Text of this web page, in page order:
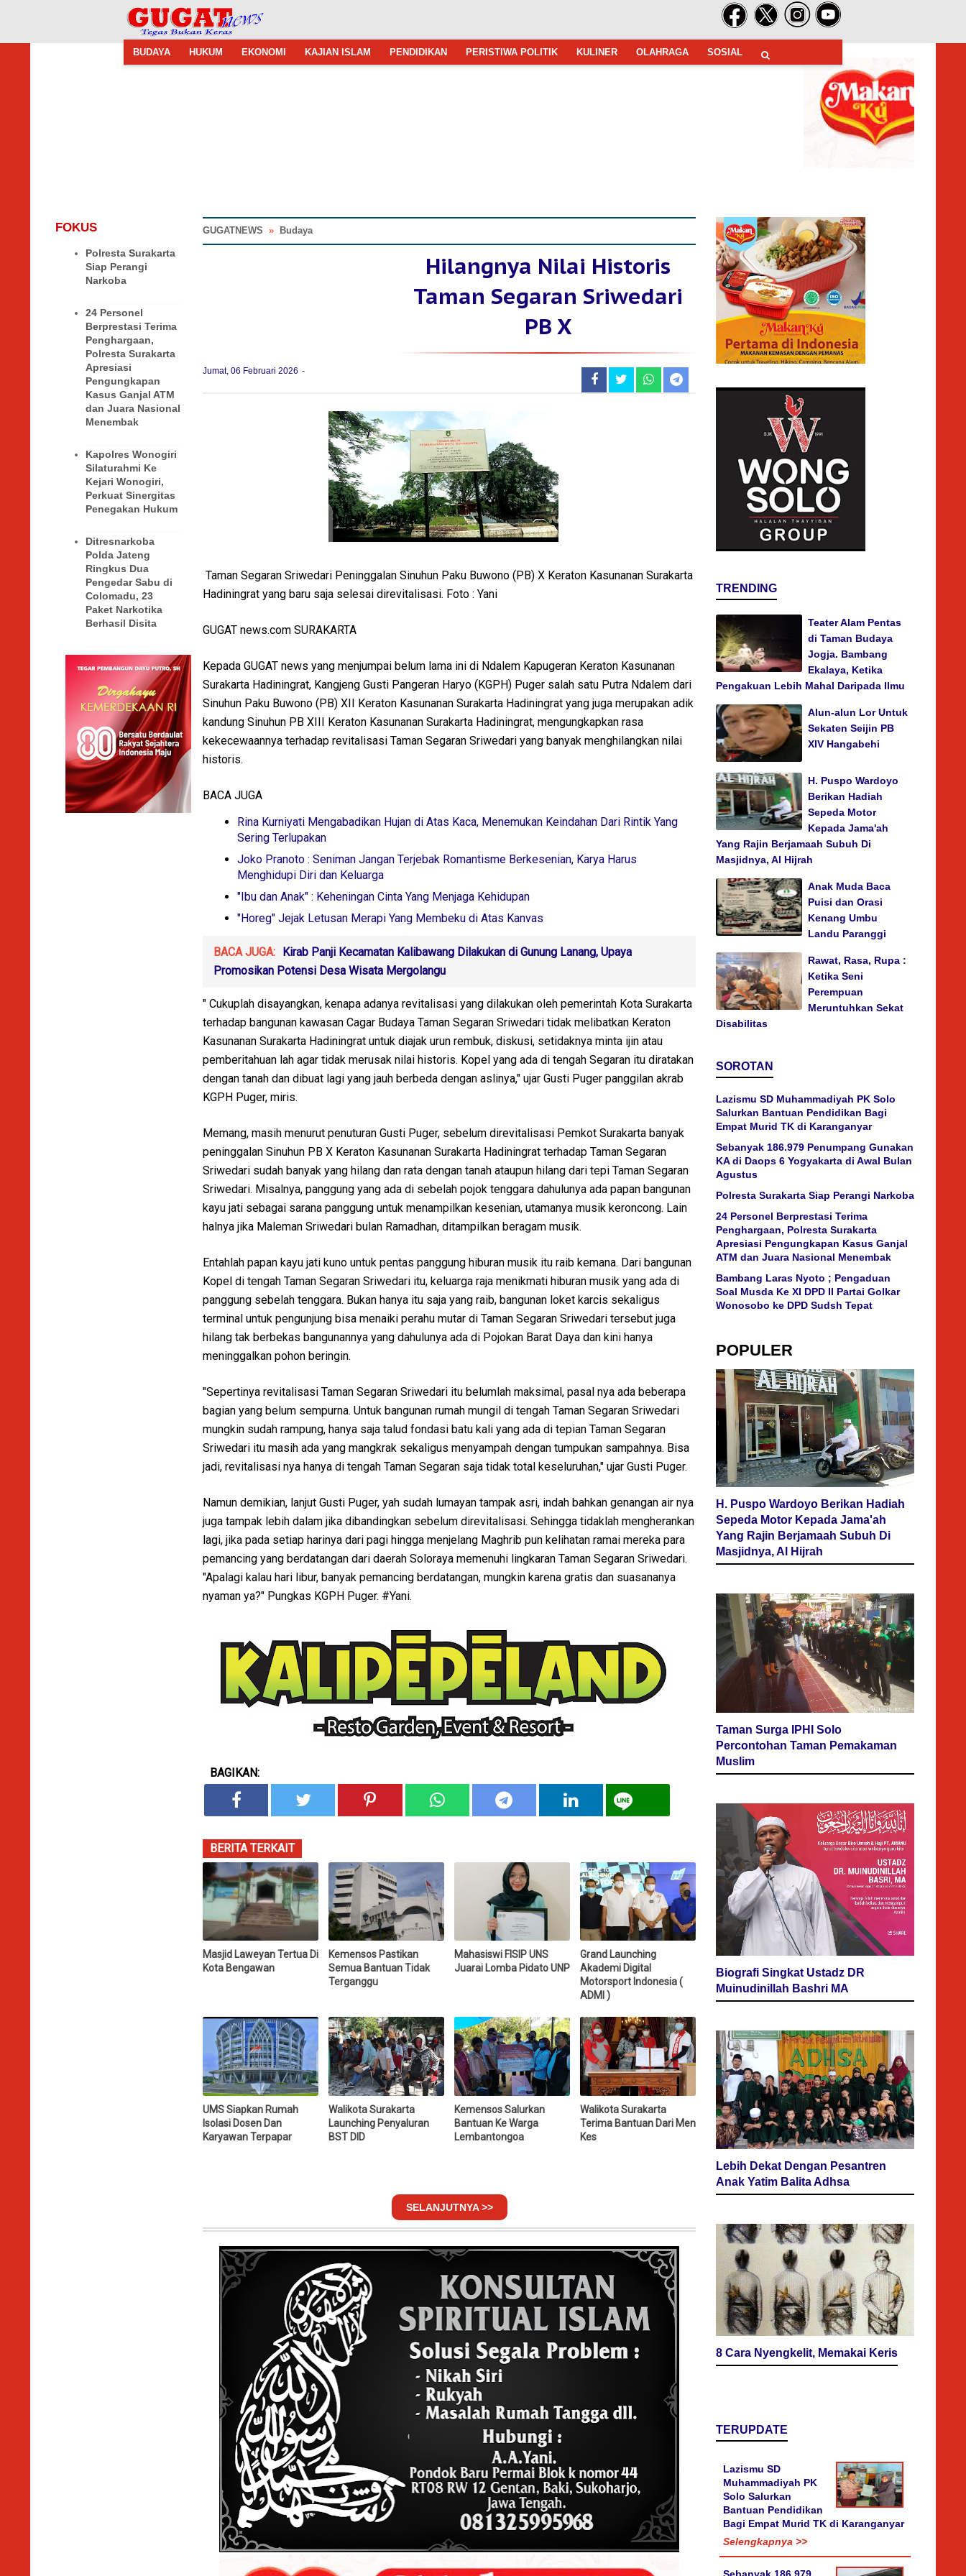
BUDAYA HUKUM EKONOMI KAJIAN ISLAM PENDIDIKAN PERISTIWA POLITIK KULINER OLAHRAGA SOSIAL
FOKUS
Polresta Surakarta
Siap Perangi
Narkoba
24 Personel
Berprestasi Terima
Penghargaan,
Polresta Surakarta
Apresiasi
Pengungkapan
Kasus Ganjal ATM
dan Juara Nasional
Menembak
Kapolres Wonogiri
Silaturahmi Ke
Kejari Wonogiri,
Perkuat Sinergitas
Penegakan Hukum
Ditresnarkoba
Polda Jateng
Ringkus Dua
Pengedar Sabu di
Colomadu, 23
Paket Narkotika
Berhasil Disita
GUGATNEWS » Budaya
Hilangnya Nilai Historis
Taman Segaran Sriwedari
PB X
Jumat, 06 Februari 2026
Taman Segaran Sriwedari Peninggalan Sinuhun Paku Buwono (PB) X Keraton Kasunanan Surakarta
Hadiningrat yang baru saja selesai direvitalisasi. Foto : Yani
GUGAT news.com SURAKARTA
Kepada GUGAT news yang menjumpai belum lama ini di Ndalem Kapugeran Keraton Kasunanan
Surakarta Hadiningrat, Kangjeng Gusti Pangeran Haryo (KGPH) Puger salah satu Putra Ndalem dari
Sinuhun Paku Buwono (PB) XII Keraton Kasunanan Surakarta Hadiningrat yang juga merupakan adik
kandung Sinuhun PB XIII Keraton Kasunanan Surakarta Hadiningrat, mengungkapkan rasa
kekecewaannya terhadap revitalisasi Taman Segaran Sriwedari yang banyak menghilangkan nilai
historis.
BACA JUGA
Rina Kurniyati Mengabadikan Hujan di Atas Kaca, Menemukan Keindahan Dari Rintik Yang
Sering Terlupakan
Joko Pranoto : Seniman Jangan Terjebak Romantisme Berkesenian, Karya Harus
Menghidupi Diri dan Keluarga
"Ibu dan Anak" : Keheningan Cinta Yang Menjaga Kehidupan
"Horeg" Jejak Letusan Merapi Yang Membeku di Atas Kanvas
BACA JUGA: Kirab Panji Kecamatan Kalibawang Dilakukan di Gunung Lanang, Upaya
Promosikan Potensi Desa Wisata Mergolangu
" Cukuplah disayangkan, kenapa adanya revitalisasi yang dilakukan oleh pemerintah Kota Surakarta
terhadap bangunan kawasan Cagar Budaya Taman Segaran Sriwedari tidak melibatkan Keraton
Kasunanan Surakarta Hadiningrat untuk diajak urun rembuk, diskusi, setidaknya minta ijin atau
pemberitahuan lah agar tidak merusak nilai historis. Kopel yang ada di tengah Segaran itu diratakan
dengan tanah dan dibuat lagi yang jauh berbeda dengan aslinya," ujar Gusti Puger panggilan akrab
KGPH Puger, miris.
Memang, masih menurut penuturan Gusti Puger, sebelum direvitalisasi Pemkot Surakarta banyak
peninggalan Sinuhun PB X Keraton Kasunanan Surakarta Hadiningrat terhadap Taman Segaran
Sriwedari sudah banyak yang hilang dan rata dengan tanah ataupun hilang dari tepi Taman Segaran
Sriwedari. Misalnya, panggung yang ada di sebelah pojok tenggara dahulunya ada papan bangunan
kayu jati sebagai sarana panggung untuk menampilkan kesenian, utamanya musik keroncong. Lain
halnya jika Maleman Sriwedari bulan Ramadhan, ditampilkan beragam musik.
Entahlah papan kayu jati kuno untuk pentas panggung hiburan musik itu raib kemana. Dari bangunan
Kopel di tengah Taman Segaran Sriwedari itu, keluarga raja menikmati hiburan musik yang ada di
panggung sebelah tenggara. Bukan hanya itu saja yang raib, bangunan loket karcis sekaligus
terminal untuk pengunjung bisa menaiki perahu mutar di Taman Segaran Sriwedari tersebut juga
hilang tak berbekas bangunannya yang dahulunya ada di Pojokan Barat Daya dan kini hanya
meninggalkan pohon beringin.
"Sepertinya revitalisasi Taman Segaran Sriwedari itu belumlah maksimal, pasal nya ada beberapa
bagian yang belum sempurna. Untuk bangunan rumah mungil di tengah Taman Segaran Sriwedari
mungkin sudah rampung, hanya saja talud fondasi batu kali yang ada di tepian Taman Segaran
Sriwedari itu masih ada yang mangkrak sekaligus menyampah dengan tumpukan sampahnya. Bisa
jadi, revitalisasi nya hanya di tengah Taman Segaran saja tidak total keseluruhan," ujar Gusti Puger.
Namun demikian, lanjut Gusti Puger, yah sudah lumayan tampak asri, indah bahkan genangan air nya
juga tampak lebih dalam jika dibandingkan sebelum direvitalisasi. Sehingga tidaklah mengherankan
lagi, jika pada setiap harinya dari pagi hingga menjelang Maghrib pun kelihatan ramai mereka para
pemancing yang berdatangan dari daerah Soloraya memenuhi lingkaran Taman Segaran Sriwedari.
"Apalagi kalau hari libur, banyak pemancing berdatangan, mungkin karena gratis dan suasananya
nyaman ya?" Pungkas KGPH Puger. #Yani.
BAGIKAN:
BERITA TERKAIT
Masjid Laweyan Tertua Di
Kota Bengawan
Kemensos Pastikan
Semua Bantuan Tidak
Terganggu
Mahasiswi FISIP UNS
Juarai Lomba Pidato UNP
Grand Launching
Akademi Digital
Motorsport Indonesia (
ADMI )
UMS Siapkan Rumah
Isolasi Dosen Dan
Karyawan Terpapar
Walikota Surakarta
Launching Penyaluran
BST DID
Kemensos Salurkan
Bantuan Ke Warga
Lembantongoa
Walikota Surakarta
Terima Bantuan Dari Men
Kes
SELANJUTNYA >>
TRENDING
Teater Alam Pentas
di Taman Budaya
Jogja. Bambang
Ekalaya, Ketika
Pengakuan Lebih Mahal Daripada Ilmu
Alun-alun Lor Untuk
Sekaten Seijin PB
XIV Hangabehi
H. Puspo Wardoyo
Berikan Hadiah
Sepeda Motor
Kepada Jama'ah
Yang Rajin Berjamaah Subuh Di
Masjidnya, Al Hijrah
Anak Muda Baca
Puisi dan Orasi
Kenang Umbu
Landu Paranggi
Rawat, Rasa, Rupa :
Ketika Seni
Perempuan
Meruntuhkan Sekat
Disabilitas
SOROTAN
Lazismu SD Muhammadiyah PK Solo
Salurkan Bantuan Pendidikan Bagi
Empat Murid TK di Karanganyar
Sebanyak 186.979 Penumpang Gunakan
KA di Daops 6 Yogyakarta di Awal Bulan
Agustus
Polresta Surakarta Siap Perangi Narkoba
24 Personel Berprestasi Terima
Penghargaan, Polresta Surakarta
Apresiasi Pengungkapan Kasus Ganjal
ATM dan Juara Nasional Menembak
Bambang Laras Nyoto ; Pengaduan
Soal Musda Ke XI DPD II Partai Golkar
Wonosobo ke DPD Sudsh Tepat
POPULER
H. Puspo Wardoyo Berikan Hadiah
Sepeda Motor Kepada Jama'ah
Yang Rajin Berjamaah Subuh Di
Masjidnya, Al Hijrah
Taman Surga IPHI Solo
Percontohan Taman Pemakaman
Muslim
Biografi Singkat Ustadz DR
Muinudinillah Bashri MA
Lebih Dekat Dengan Pesantren
Anak Yatim Balita Adhsa
8 Cara Nyengkelit, Memakai Keris
TERUPDATE
Lazismu SD
Muhammadiyah PK
Solo Salurkan
Bantuan Pendidikan
Bagi Empat Murid TK di Karanganyar
Selengkapnya >>
Sebanyak 186.979